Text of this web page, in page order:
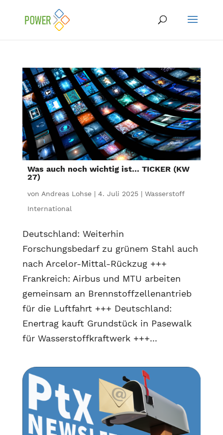
Was auch noch wichtig ist… TICKER (KW
27)
von Andreas Lohse| 4. Juli 2025| Wasserstoff
International
Deutschland: Weiterhin
Forschungsbedarf zu grünem Stahl auch
nach Arcelor-Mittal-Rückzug +++
Frankreich: Airbus und MTU arbeiten
gemeinsam an Brennstoffzellenantrieb
für die Luftfahrt +++ Deutschland:
Enertrag kauft Grundstück in Pasewalk
für Wasserstoffkraftwerk +++...